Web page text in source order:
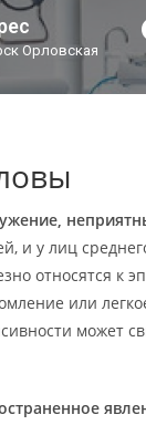
Орловская
у лиц
относятся к
или
может